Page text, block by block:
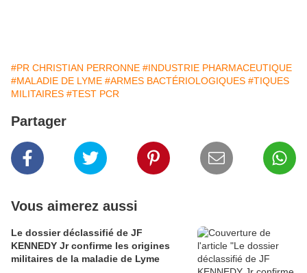
#PR CHRISTIAN PERRONNE #INDUSTRIE PHARMACEUTIQUE
#MALADIE DE LYME #ARMES BACTÉRIOLOGIQUES #TIQUES
MILITAIRES #TEST PCR
Partager
Vous aimerez aussi
Le dossier déclassifié de JF
KENNEDY Jr confirme les origines
militaires de la maladie de Lyme